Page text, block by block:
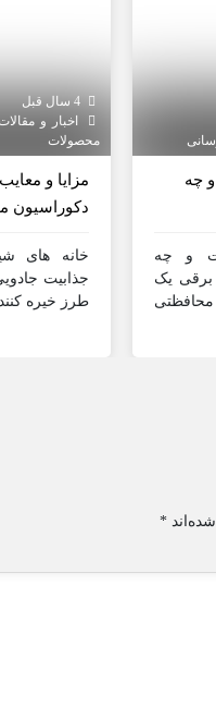
چه
و چه
برقی یک
محافظتی
اخبار و
محصولات
مزایا و
دکوراسیون
خانه های
جذابیت
طرز خیره
*